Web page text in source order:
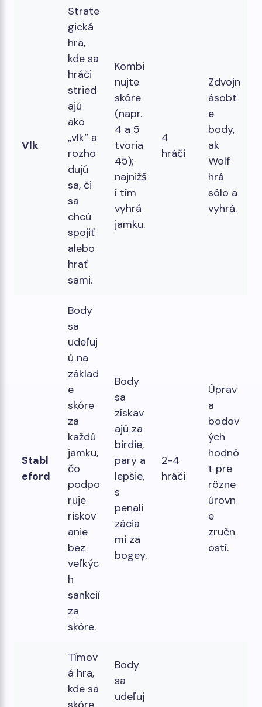
Vlk
Strate
gická
hra,
kde sa
hráči
stried
ajú
ako
„vlk“ a
rozho
dujú
sa, či
sa
chcú
spojiť
alebo
hrať
sami.
Kombi
nujte
skóre
(napr.
4 a 5
tvoria
45);
najnižš
í tím
vyhrá
jamku.
4
hráči
Zdvojn
ásobt
e
body,
ak
Wolf
hrá
sólo a
vyhrá.
Stabl
eford
Body
sa
udeľuj
ú na
základ
e
skóre
za
každú
jamku,
čo
podpo
ruje
riskov
anie
bez
veľkýc
h
sankcií
za
skóre.
Body
sa
získav
ajú za
birdie,
pary a
lepšie,
s
penali
zácia
mi za
bogey.
2-4
hráči
Úprav
a
bodov
ých
hodnô
t pre
rôzne
úrovn
e
zručn
ostí.
Tímov
á hra,
kde sa
Body
sa
udeľuj